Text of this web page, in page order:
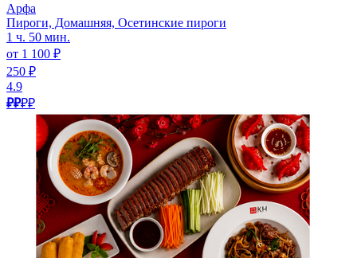
Арфа
Пироги, Домашняя, Осетинские пироги
1 ч. 50 мин.
от 1 100 ₽
250 ₽
4.9
₽₽₽₽